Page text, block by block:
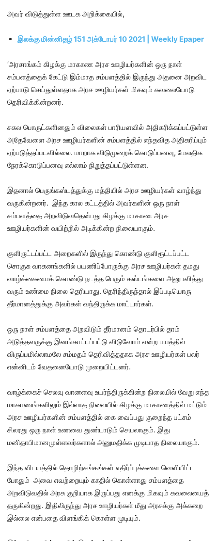
அவர் விடுத்துள்ள ஊடக அறிக்கையில்,
இலக்கு மின்னிதழ் 151 அக்டோபர் 10 2021 | Weekly Epaper
‘அரசாங்கம் கிழக்கு மாகாண அரச ஊழியர்களின் ஒரு நாள்
சம்பளத்தைக் கேட்டு இம்மாத சம்பளத்தில் இருந்து அதனை அறவிட
ஏற்பாடு செய்துள்ளதாக அரச ஊழியர்கள் மிகவும் கவலையோடு
தெரிவிக்கின்றனர்.
சகல பொருட்களினதும் விலைகள் பாரியளவில் அதிகரிக்கப்பட்டுள்ள
அதேவேளை அரச ஊழியர்களின் சம்பளத்தில் எந்தவித அதிகரிப்பும்
ஏற்படுத்தப்படவில்லை. மாறாக விடுமுறைக் கொடுப்பனவு, மேலதிக
நேரக்கொடுப்பனவு எல்லாம் நிறுத்தப்பட்டுள்ளன.
இதனால் பெருங்கஸ்டத்துக்கு மத்தியில் அரச ஊழியர்கள் வாழ்ந்து
வருகின்றனர். இந்த கால கட்டத்தில் அவர்களின் ஒரு நாள்
சம்பளத்தை அறவிடுவதென்பது கிழக்கு மாகாண அரச
ஊழியர்களின் வயிற்றில் அடிக்கின்ற நிலையாகும்.
குளிருட்டப்பட்ட அறைகளில் இருந்து கொண்டு குளிரூட்டப்பட்ட
சொகுசு வாகனங்களில் பயணிப்போருக்கு அரச ஊழியர்கள் தமது
வாழ்க்கையைக் கொண்டு நடத்த பெரும் கஸ்டங்களை அனுபவித்து
வரும் உண்மை நிலை தெரியாது. தெரிந்திருந்தால் இப்படியொரு
தீர்மானத்துக்கு அவர்கள் வந்திருக்க மாட்டார்கள்.
ஒரு நாள் சம்பளத்தை அறவிடும் தீர்மானம் தொடர்பில் தாம்
அடுத்தவருக்கு இனங்காட்டப்பட்டு விடுவோம் என்ற பயத்தில்
விருப்பமில்லாமலே சம்மதம் தெரிவித்ததாக அரச ஊழியர்கள் பலர்
என்னிடம் வேதனையோடு முறையிட்டனர்.
வாழ்க்கைச் செலவு வானளவு உயர்ந்திருக்கின்ற நிலையில் வேறு எந்த
மாகாணங்களிலும் இல்லாத நிலையில் கிழக்கு மாகாணத்தில் மட்டும்
அரச ஊழியர்களின் சம்பளத்தில் கை வைப்பது குறைந்த பட்சம்
சிலரது ஒரு நாள் உணவை துண்டாடும் செயலாகும். இது
மனிதாபிமானமுள்ளவர்களால் அனுமதிக்க முடியாத நிலையாகும்.
இந்த விடயத்தில் தொழிற்சங்கங்கள் எதிர்ப்புக்களை வெளியிட்ட
போதும் அவை எவற்றையும் காதில் கொள்ளாது சம்பளத்தை
அறவிடுவதில் அரசு குறியாக இருப்பது எனக்கு மிகவும் கவலையைத்
தருகின்றது. இதிலிருந்து அரச ஊழியர்கள் மீது அரசுக்கு அக்கறை
இல்லை என்பதை விளங்கிக் கொள்ள முடியும்.